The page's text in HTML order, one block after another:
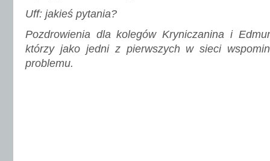
Uff: jakieś pytania?
Pozdrowienia dla kolegów Kryniczanina i
którzy jako jedni z pierwszych w sieci
problemu.